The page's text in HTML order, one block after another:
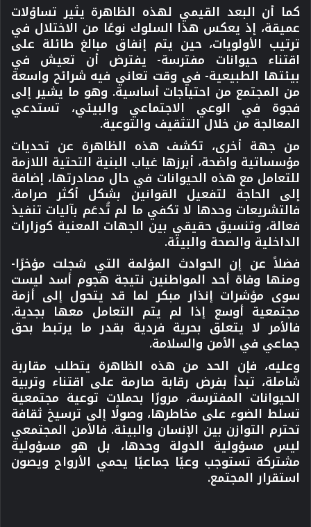
كما أن البعد القيمي لهذه الظاهرة يثير تساؤلات
عميقة، إذ يعكس هذا السلوك نوعًا من الاختلال في
ترتيب الأولويات، حين يتم إنفاق مبالغ طائلة على
اقتناء حيوانات مفترسة- يفترض أن تعيش في
بيئتها الطبيعية- في وقت تعاني فيه شرائح واسعة
من المجتمع من احتياجات أساسية. وهو ما يشير إلى
فجوة في الوعي الاجتماعي والبيئي، تستدعي
المعالجة من خلال التثقيف والتوعية.
من جهة أخرى، تكشف هذه الظاهرة عن تحديات
مؤسساتية واضحة، أبرزها غياب البنية التحتية اللازمة
للتعامل مع هذه الحيوانات في حال مصادرتها، إضافة
إلى الحاجة لتفعيل القوانين بشكل أكثر صرامة.
فالتشريعات وحدها لا تكفي ما لم تُدعَم بآليات تنفيذ
فعالة، وتنسيق حقيقي بين الجهات المعنية كوزارات
الداخلية والصحة والبيئة.
فضلاً عن إن الحوادث المؤلمة التي سُجلت مؤخرًا-
ومنها وفاة أحد المواطنين نتيجة هجوم أسد ليست
سوى مؤشرات إنذار مبكر لما قد يتحول إلى أزمة
مجتمعية أوسع إذا لم يتم التعامل معها بجدية.
فالأمر لا يتعلق بحرية فردية بقدر ما يرتبط بحق
جماعي في الأمن والسلامة.
وعليه، فإن الحد من هذه الظاهرة يتطلب مقاربة
شاملة، تبدأ بفرض رقابة صارمة على اقتناء وتربية
الحيوانات المفترسة، مرورًا بحملات توعية مجتمعية
تسلط الضوء على مخاطرها، وصولًا إلى ترسيخ ثقافة
تحترم التوازن بين الإنسان والبيئة. فالأمن المجتمعي
ليس مسؤولية الدولة وحدها، بل هو مسؤولية
مشتركة تستوجب وعيًا جماعيًا يحمي الأرواح ويصون
استقرار المجتمع.